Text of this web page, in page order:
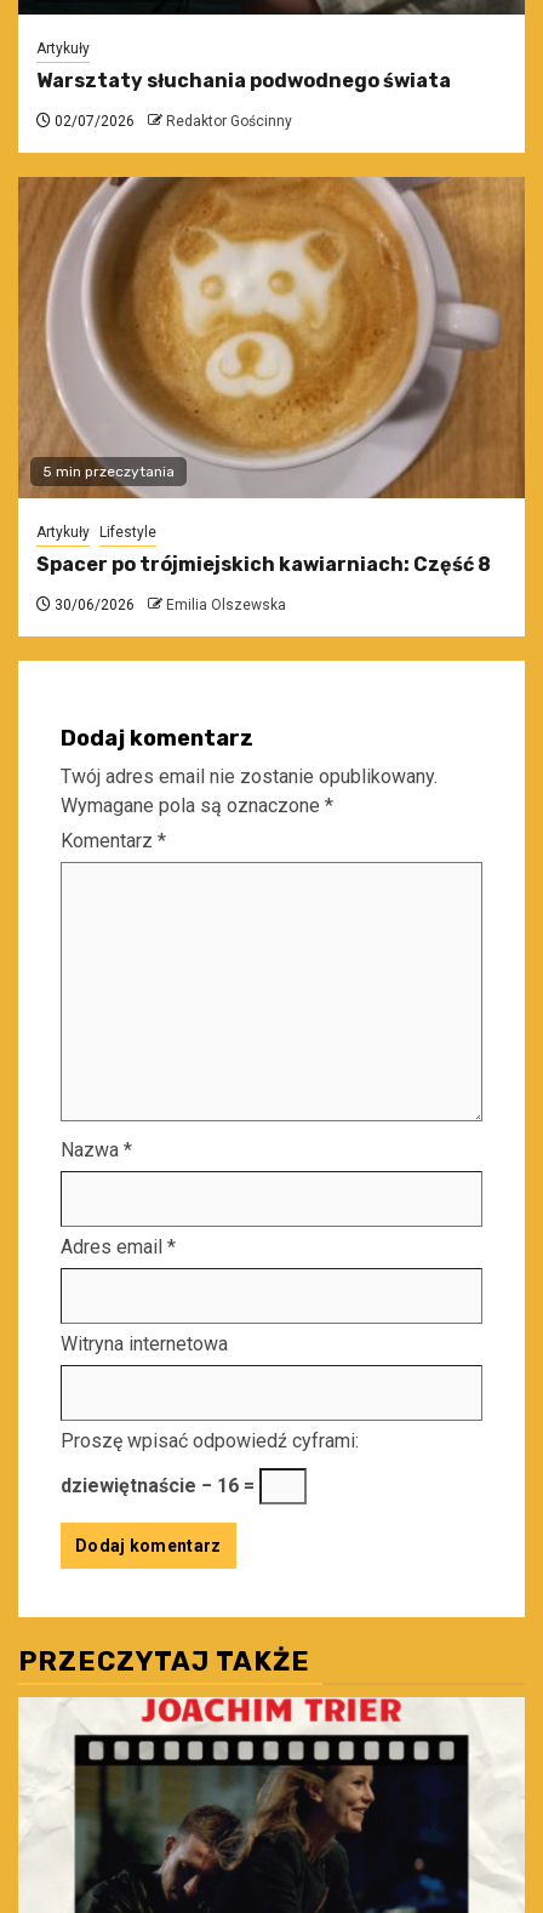
Artykuły
Warsztaty słuchania podwodnego świata
02/07/2026 Redaktor Gościnny
5 min przeczytania
Artykuły Lifestyle
Spacer po trójmiejskich kawiarniach: Część 8
30/06/2026 Emilia Olszewska
Dodaj komentarz
Twój adres email nie zostanie opublikowany.
Wymagane pola są oznaczone *
Komentarz *
Nazwa *
Adres email *
Witryna internetowa
Proszę wpisać odpowiedź cyframi:
dziewiętnaście − 16 =
PRZECZYTAJ TAKŻE